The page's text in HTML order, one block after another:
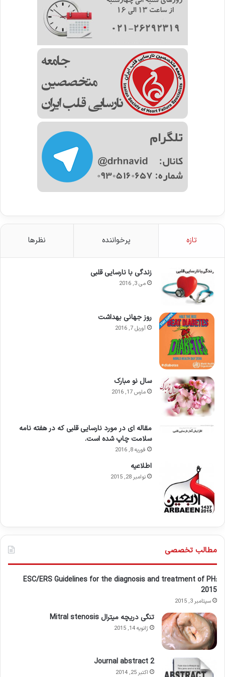
تازه پرخواننده نظرها
زندگی با نارسایی قلبی
می 3, 2016
روز جهانی بهداشت
آوریل 7, 2016
سال نو مبارک
مارس 17, 2016
مقاله ای در مورد نارسایی قلبی که در هفته نامه
سلامت چاپ شده است.
فوریه 8, 2016
اطلاعيه
نوامبر 28, 2015
مطالب تخصصی
ESC/ERS Guidelines for the diagnosis and treatment of PH:
2015
سپتامبر 3, 2015
تنگی دریچه میترال Mitral stenosis
ژانویه 14, 2015
Journal abstract 2
اکتبر 25, 2014